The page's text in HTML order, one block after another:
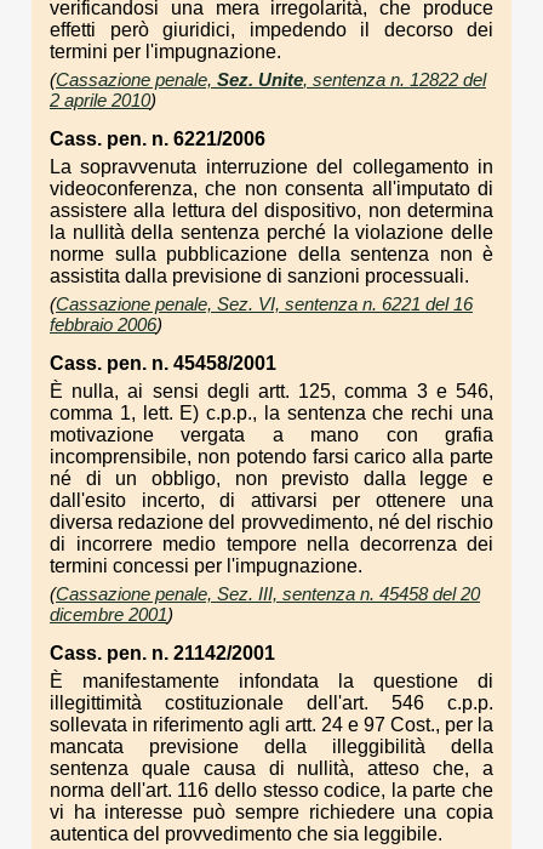
verificandosi una mera irregolarità, che produce
effetti però giuridici, impedendo il decorso dei
termini per l'impugnazione.
(Cassazione penale, Sez. Unite, sentenza n. 12822 del
2 aprile 2010)
Cass. pen. n. 6221/2006
La sopravvenuta interruzione del collegamento in
videoconferenza, che non consenta all'imputato di
assistere alla lettura del dispositivo, non determina
la nullità della sentenza perché la violazione delle
norme sulla pubblicazione della sentenza non è
assistita dalla previsione di sanzioni processuali.
(Cassazione penale, Sez. VI, sentenza n. 6221 del 16
febbraio 2006)
Cass. pen. n. 45458/2001
È nulla, ai sensi degli artt. 125, comma 3 e 546,
comma 1, lett. E) c.p.p., la sentenza che rechi una
motivazione vergata a mano con grafia
incomprensibile, non potendo farsi carico alla parte
né di un obbligo, non previsto dalla legge e
dall'esito incerto, di attivarsi per ottenere una
diversa redazione del provvedimento, né del rischio
di incorrere medio tempore nella decorrenza dei
termini concessi per l'impugnazione.
(Cassazione penale, Sez. III, sentenza n. 45458 del 20
dicembre 2001)
Cass. pen. n. 21142/2001
È manifestamente infondata la questione di
illegittimità costituzionale dell'art. 546 c.p.p.
sollevata in riferimento agli artt. 24 e 97 Cost., per la
mancata previsione della illeggibilità della
sentenza quale causa di nullità, atteso che, a
norma dell'art. 116 dello stesso codice, la parte che
vi ha interesse può sempre richiedere una copia
autentica del provvedimento che sia leggibile.